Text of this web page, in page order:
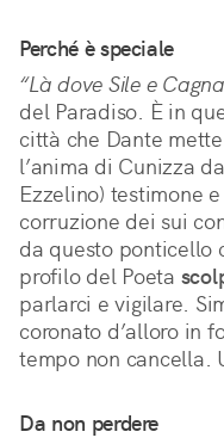
Perché è speciale
“Là dove Sile e
del Paradiso. È in
città che Dante
l’anima di Cunizza
Ezzelino) testimone
corruzione dei sui
da questo ponticello
profilo del Poeta
parlarci e vigilare.
coronato d’alloro in
tempo non cancella.
Da non perdere